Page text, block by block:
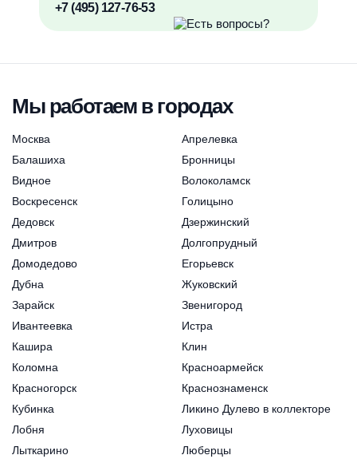
+7 (495) 127-76-53
Мы работаем в городах
Москва
Апрелевка
Балашиха
Бронницы
Видное
Волоколамск
Воскресенск
Голицыно
Дедовск
Дзержинский
Дмитров
Долгопрудный
Домодедово
Егорьевск
Дубна
Жуковский
Зарайск
Звенигород
Ивантеевка
Истра
Кашира
Клин
Коломна
Красноармейск
Красногорск
Краснознаменск
Кубинка
Ликино Дулево в коллекторе
Лобня
Луховицы
Лыткарино
Люберцы